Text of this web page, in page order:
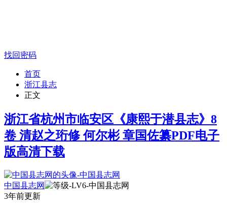
找回密码
首页
浙江县志
正文
浙江省杭州市临安区《康熙于潜县志》8
卷 清赵之珩修 何尔彬 章国佐纂PDF电子
版高清下载
中国县志网
3年前更新